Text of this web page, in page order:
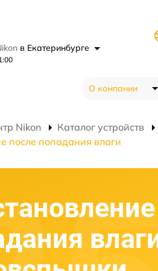
в Екатеринбурге
О компании
Nikon Каталог устройств
после попадания влаги